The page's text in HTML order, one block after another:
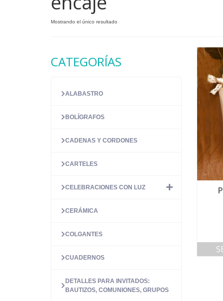
Mostrando el único resultado
CATEGORÍAS
ALABASTRO
BOLÍGRAFOS
CADENAS Y CORDONES
CARTELES
CELEBRACIONES CON LUZ
CERÁMICA
COLGANTES
CUADERNOS
DETALLES PARA INVITADOS:
BAUTIZOS, COMUNIONES, GRUPOS